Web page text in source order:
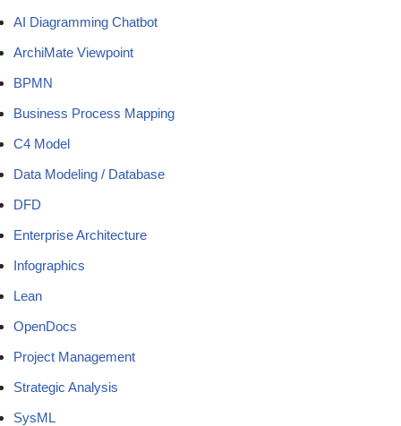
AI Diagramming Chatbot
ArchiMate Viewpoint
BPMN
Business Process Mapping
C4 Model
Data Modeling / Database
DFD
Enterprise Architecture
Infographics
Lean
OpenDocs
Project Management
Strategic Analysis
SysML